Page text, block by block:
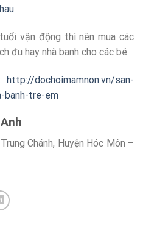
vận động thì nên mua các
đu hay nhà banh cho các bé.
http://dochoimamnon.vn/san-
banh-tre-em
Chánh, Huyện Hóc Môn –